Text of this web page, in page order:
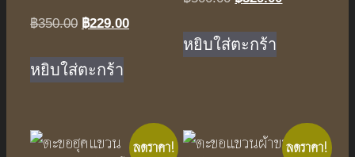
฿350.00 Original
was:
฿350.00.
฿229.00
หยิบใส่ตะกร้า
was:
฿500.00.
หยิบใส่ตะกร้า
ลดราคา! ลดราคา!